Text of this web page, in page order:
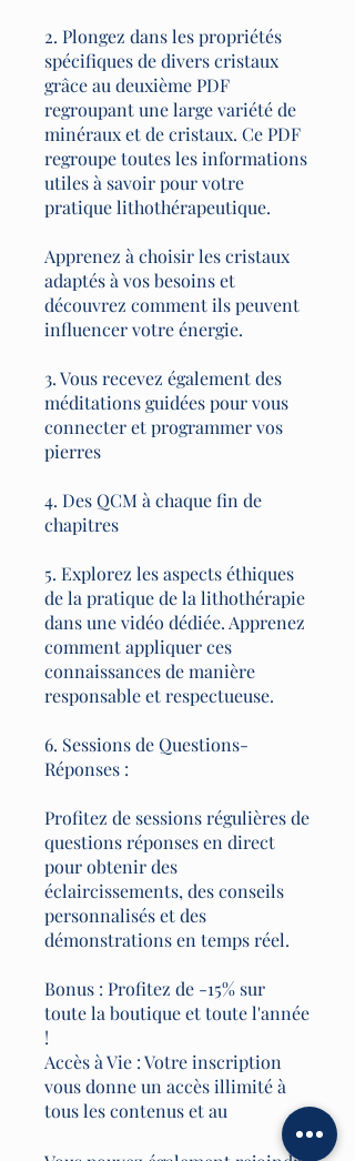
2. Plongez dans les propriétés
spécifiques de divers cristaux
grâce au deuxième PDF
regroupant une large variété de
minéraux et de cristaux. Ce PDF
regroupe toutes les informations
utiles à savoir pour votre
pratique lithothérapeutique.
Apprenez à choisir les cristaux
adaptés à vos besoins et
découvrez comment ils peuvent
influencer votre énergie.
3. Vous recevez également des
méditations guidées pour vous
connecter et programmer vos
pierres
4. Des QCM à chaque fin de
chapitres
5. Explorez les aspects éthiques
de la pratique de la lithothérapie
dans une vidéo dédiée. Apprenez
comment appliquer ces
connaissances de manière
responsable et respectueuse.
6. Sessions de Questions-
Réponses :
Profitez de sessions régulières de
questions réponses en direct
pour obtenir des
éclaircissements, des conseils
personnalisés et des
démonstrations en temps réel.
Bonus : Profitez de -15% sur
toute la boutique et toute l'année
!
Accès à Vie : Votre inscription
vous donne un accès illimité à
tous les contenus et au